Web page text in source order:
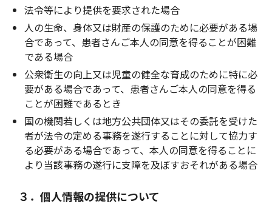
法令等により提供を要求された場合
人の生命、身体又は財産の保護のために必要がある場
合であって、患者さんご本人の同意を得ることが困難
である場合
公衆衛生の向上又は児童の健全な育成のために特に必
要がある場合であって、患者さんご本人の同意を得る
ことが困難であるとき
国の機関若しくは地方公共団体又はその委託を受けた
者が法令の定める事務を遂行することに対して協力す
る必要がある場合であって、本人の同意を得ることに
より当該事務の遂行に支障を及ぼすおそれがある場合
３．個人情報の提供について